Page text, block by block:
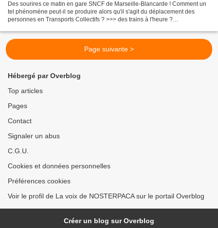
Des sourires ce matin en gare SNCF de Marseille-Blancarde ! Comment un
tel phénomène peut-il se produire alors qu'il s'agit du déplacement des
personnes en Transports Collectifs ? >>> des trains à l'heure ?
Page suivante >
Hébergé par Overblog
Top articles
Pages
Contact
Signaler un abus
C.G.U.
Cookies et données personnelles
Préférences cookies
Voir le profil de La voix de NOSTERPACA sur le portail Overblog
Créer un blog sur Overblog